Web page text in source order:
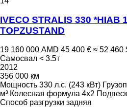
IVECO STRALIS 330 *HIAB
TOPZUSTAND
19 160 000 AMD 45 400 € ≈ 52 460
Самосвал < 3.5т
2012
356 000 км
Мощность 330 л.с. (243 кВт)
м³ Колесная формула 4x2
Способ разгрузки задняя